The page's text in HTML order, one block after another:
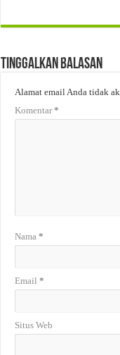
Tinggalkan Balasan
Alamat email Anda tidak
Komentar*
Nama *
Email *
Situs Web